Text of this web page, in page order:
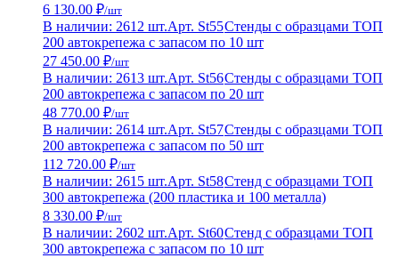
6 130.00 ₽/шт
В наличии: 2612 шт.Арт. St55Стенды с образцами ТОП
200 автокрепежа с запасом по 10 шт
27 450.00 ₽/шт
В наличии: 2613 шт.Арт. St56Стенды с образцами ТОП
200 автокрепежа с запасом по 20 шт
48 770.00 ₽/шт
В наличии: 2614 шт.Арт. St57Стенды с образцами ТОП
200 автокрепежа с запасом по 50 шт
112 720.00 ₽/шт
В наличии: 2615 шт.Арт. St58Стенд с образцами ТОП
300 автокрепежа (200 пластика и 100 металла)
8 330.00 ₽/шт
В наличии: 2602 шт.Арт. St60Стенд с образцами ТОП
300 автокрепежа с запасом по 10 шт